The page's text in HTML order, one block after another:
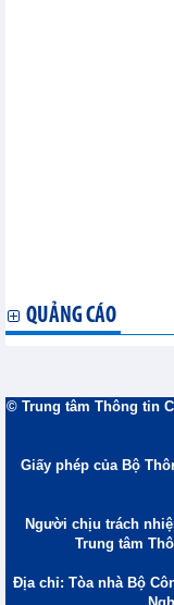
QUẢNG CÁO
© Trung tâm Thông tin
Giấy phép của Bộ
Người chịu trách
Trung tâm
Địa chỉ: Tòa nhà Bộ